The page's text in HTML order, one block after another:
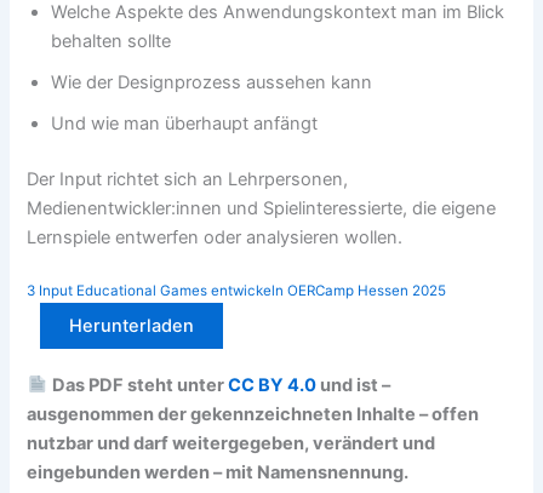
Welche Aspekte des Anwendungskontext man im Blick
behalten sollte
Wie der Designprozess aussehen kann
Und wie man überhaupt anfängt
Der Input richtet sich an Lehrpersonen,
Medienentwickler:innen und Spielinteressierte, die eigene
Lernspiele entwerfen oder analysieren wollen.
3 Input Educational Games entwickeln OERCamp Hessen 2025
Herunterladen
Das PDF steht unterCC BY 4.0 und ist –
ausgenommen der gekennzeichneten Inhalte – offen
nutzbar und darf weitergegeben, verändert und
eingebunden werden – mit Namensnennung.